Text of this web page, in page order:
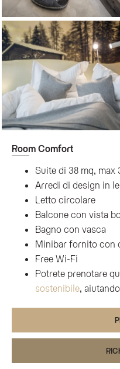
Room Comfort
Suite di 38 mq, max
Arredi di design in
Letto circolare
Balcone con vista
Bagno con vasca
Minibar fornito con
Free Wi-Fi
Potrete prenotare
sostenibile,